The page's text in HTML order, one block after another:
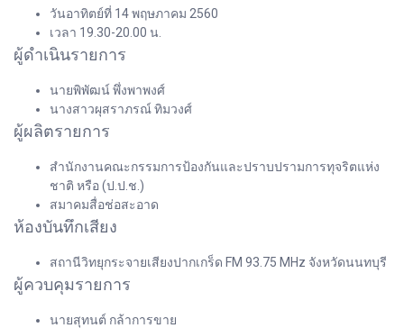
วันอาทิตย์ที่ 14 พฤษภาคม 2560
เวลา 19.30-20.00 น.
ผู้ดำเนินรายการ
นายพิพัฒน์ พึ่งพาพงศ์
นางสาวผุสราภรณ์ ทิมวงศ์
ผู้ผลิตรายการ
สำนักงานคณะกรรมการป้องกันและปราบปรามการทุจริตแห่ง
ชาติ หรือ (ป.ป.ช.)
สมาคมสื่อช่อสะอาด
ห้องบันทึกเสียง
สถานีวิทยุกระจายเสียงปากเกร็ด FM 93.75 MHz จังหวัดนนทบุรี
ผู้ควบคุมรายการ
นายสุทนต์ กล้าการขาย